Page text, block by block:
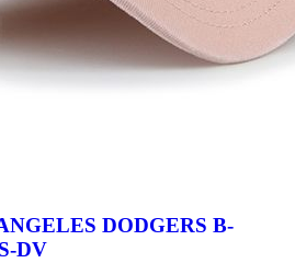
DODGERS B-
DV